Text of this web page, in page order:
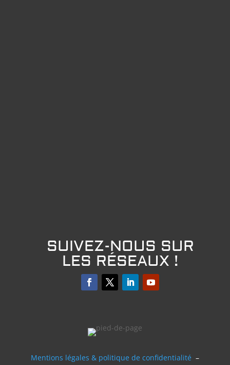
SUIVEZ-NOUS SUR
LES RÉSEAUX !
Mentions légales & politique de confidentialité –